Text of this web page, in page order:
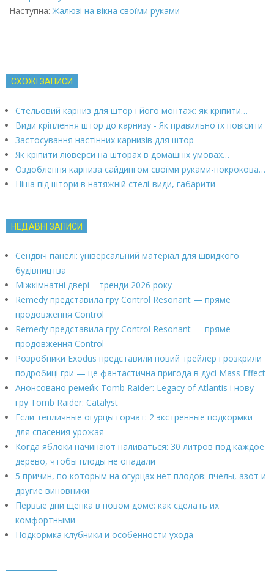
Наступна: Жалюзі на вікна своїми руками
СХОЖІ ЗАПИСИ
Стельовий карниз для штор і його монтаж: як кріпити…
Види кріплення штор до карнизу - Як правильно їх повісити
Застосування настінних карнизів для штор
Як кріпити люверси на шторах в домашніх умовах…
Оздоблення карниза сайдингом своїми руками-покрокова…
Ніша під штори в натяжній стелі-види, габарити
НЕДАВНІ ЗАПИСИ
Сендвіч панелі: універсальний матеріал для швидкого
будівництва
Міжкімнатні двері – тренди 2026 року
Remedy представила гру Control Resonant — пряме
продовження Control
Remedy представила гру Control Resonant — пряме
продовження Control
Розробники Exodus представили новий трейлер і розкрили
подробиці гри — це фантастична пригода в дусі Mass Effect
Анонсовано ремейк Tomb Raider: Legacy of Atlantis і нову
гру Tomb Raider: Catalyst
Если тепличные огурцы горчат: 2 экстренные подкормки
для спасения урожая
Когда яблоки начинают наливаться: 30 литров под каждое
дерево, чтобы плоды не опадали
5 причин, по которым на огурцах нет плодов: пчелы, азот и
другие виновники
Первые дни щенка в новом доме: как сделать их
комфортными
Подкормка клубники и особенности ухода